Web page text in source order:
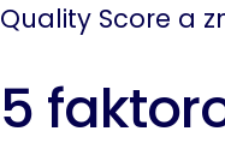
Quality Score a
5